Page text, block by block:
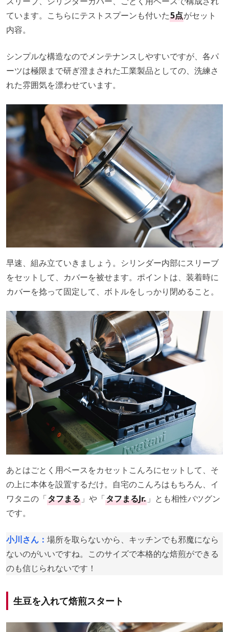
ています。こちらにテストスプーンも付いた5点がセット
内容。
シンプルな構造なのでメンテナンスしやすいですが、各パ
ーツは極限まで研ぎ澄まされた工業製品としての、洗練さ
れた雰囲気を漂わせています。
早速、組み立ていきましょう。シリンダー内部にスリーブ
をセットして、カバーを被せます。ポイントは、装着時に
カバーを捻って固定して、ボトルをしっかり閉めること。
あとはごとく用ベースをカセットこんろにセットして、そ
の上に本体を設置するだけ。自宅のこんろはもちろん、イ
ワタニの「タフまる 」や「タフまるJr. 」とも相性バツグン
です。
小川さん： 場所を取らないから、キッチンでも邪魔になら
ないのがいいですね。このサイズで本格的な焙煎ができる
のも信じられないです！
生豆を入れて焙煎スタート